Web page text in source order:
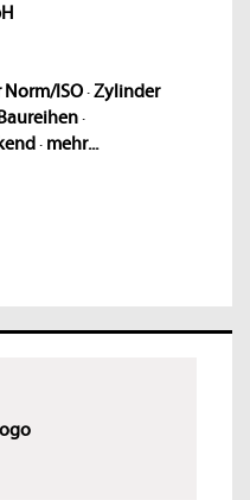
ISO·Zylinder
·
· mehr...